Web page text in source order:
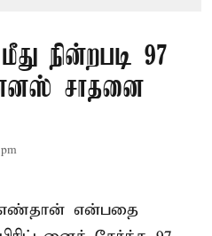
நின்றபடி 97
சாதனை
எண்தான் என்பதை